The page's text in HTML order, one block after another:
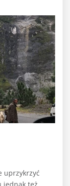
uprzykrzyć